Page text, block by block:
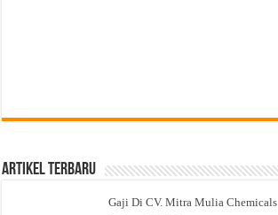
Artikel Terbaru
Gaji Di CV. Mitra Mulia Chemicals